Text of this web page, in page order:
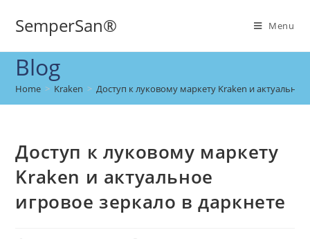
SemperSan® Menu
Blog
Home > Kraken > Доступ к луковому маркету Kraken и актуальное
Доступ к луковому маркету
Kraken и актуальное
игровое зеркало в даркнете